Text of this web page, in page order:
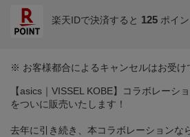
楽天IDで決済すると 125 ポイ
※ お客様都合によるキャンセルはお受け
【asics｜VISSEL KOBE】コラボレーシ
をついに販売いたします！
去年に引き続き、本コラボレーションな